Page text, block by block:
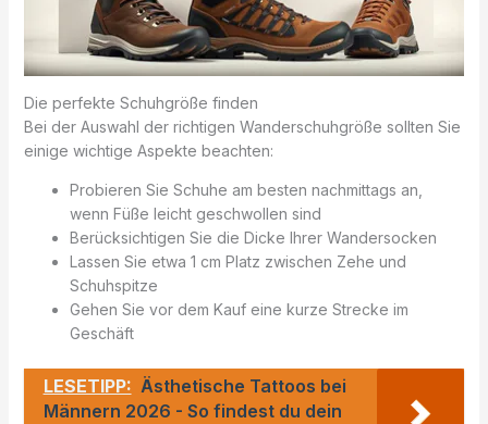
Die perfekte Schuhgröße finden
Bei der Auswahl der richtigen Wanderschuhgröße sollten Sie
einige wichtige Aspekte beachten:
Probieren Sie Schuhe am besten nachmittags an,
wenn Füße leicht geschwollen sind
Berücksichtigen Sie die Dicke Ihrer Wandersocken
Lassen Sie etwa 1 cm Platz zwischen Zehe und
Schuhspitze
Gehen Sie vor dem Kauf eine kurze Strecke im
Geschäft
LESETIPP: Ästhetische Tattoos bei
Männern 2026 - So findest du dein